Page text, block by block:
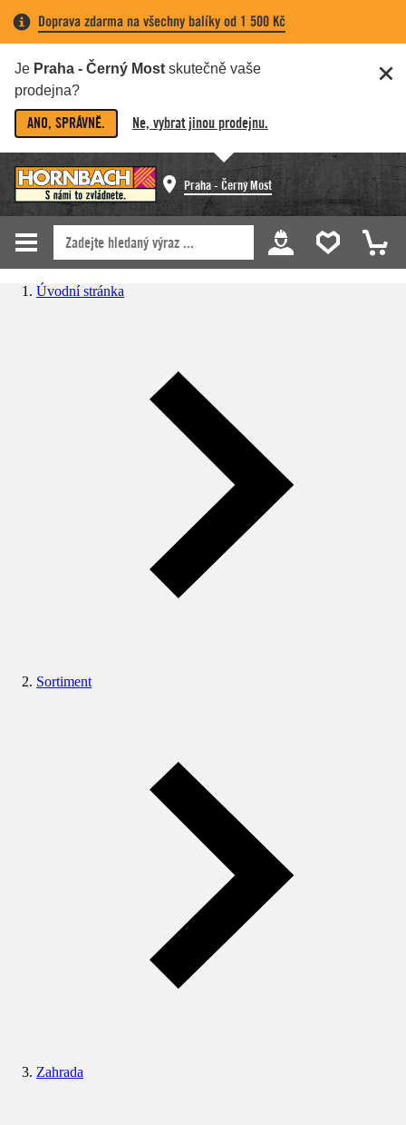
Doprava zdarma na všechny balíky od 1 500 Kč
Je Praha - Černý Most skutečně vaše
prodejna?
ANO, SPRÁVNĚ. Ne, vybrat jinou prodejnu.
Praha - Černý Most
Úvodní stránka
Sortiment
Zahrada